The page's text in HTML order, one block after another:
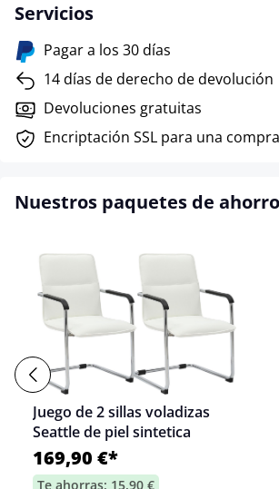
Servicios
Pagar a los 30 días
14 días de derecho de devolución
Devoluciones gratuitas
Encriptación SSL para una
Nuestros paquetes de ahorro
Juego de 2 sillas voladizas
Seattle de piel sintetica
169,90 €*
Te ahorras: 15,90 €